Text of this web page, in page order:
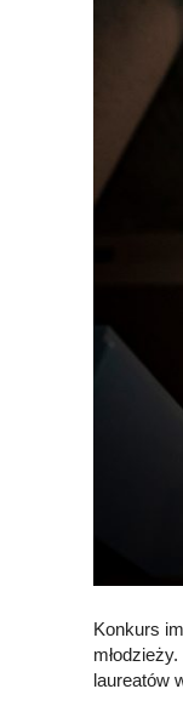
Konkurs
laureatów